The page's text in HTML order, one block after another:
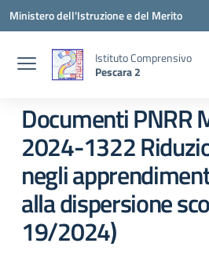
Vai ai contenuti
Vai al menu di navigazione
Vai al footer
Ministero dell'Istruzione e del Merito
Istituto Comprensivo
Pescara 2
Documenti PNRR
2024-1322
negli
alla dispersione
19/2024)